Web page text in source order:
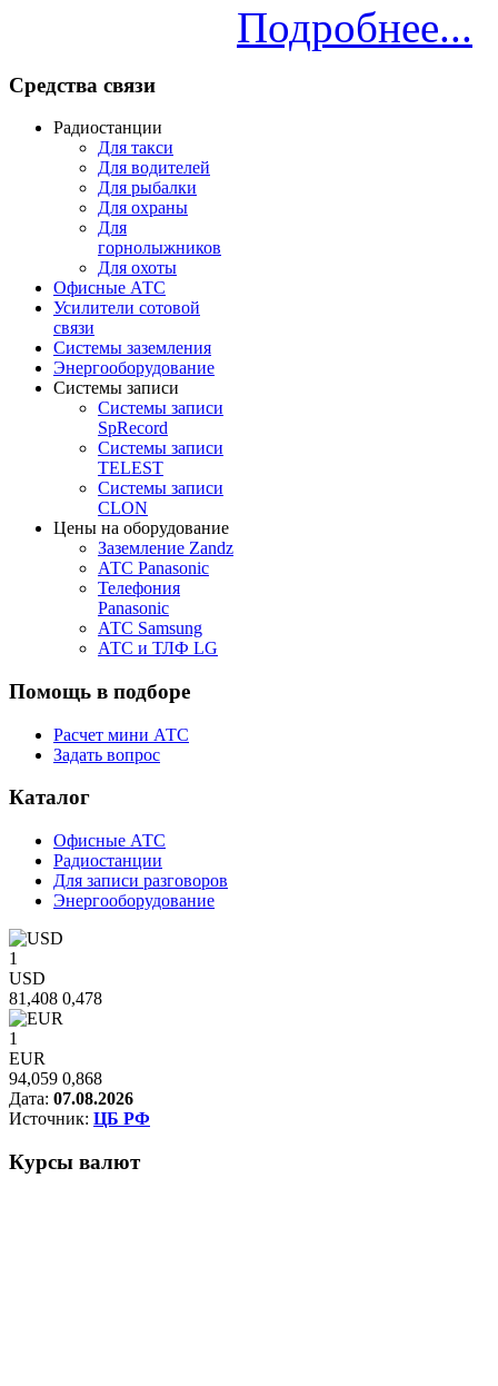
Подробнее...
Средства связи
Радиостанции
Для такси
Для водителей
Для рыбалки
Для охраны
Для
горнолыжников
Для охоты
Офисные АТС
Усилители сотовой
связи
Системы заземления
Энергооборудование
Системы записи
Системы записи
SpRecord
Системы записи
TELEST
Системы записи
CLON
Цены на оборудование
Заземление Zandz
АТС Panasonic
Телефония
Panasonic
АТС Samsung
АТС и ТЛФ LG
Помощь в подборе
Расчет мини АТС
Задать вопрос
Каталог
Офисные АТС
Радиостанции
Для записи разговоров
Энергооборудование
1
USD
81,408 0,478
1
EUR
94,059 0,868
Дата: 07.08.2026
Источник: ЦБ РФ
Курсы валют